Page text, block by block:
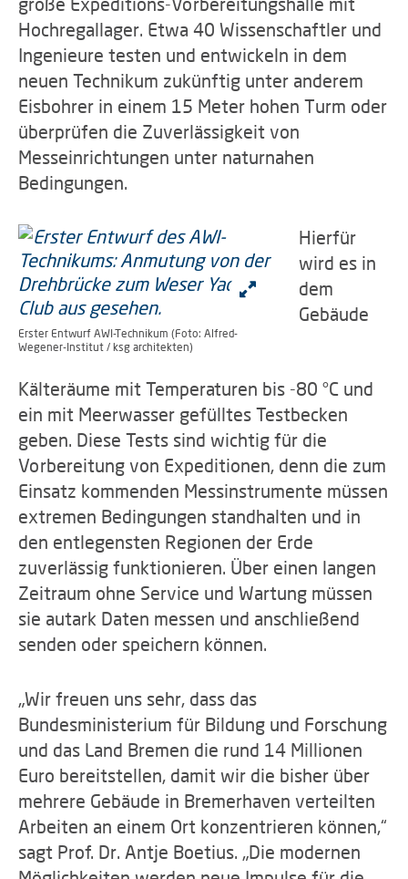
Hochregallager. Etwa 40 Wissenschaftler und
Ingenieure testen und entwickeln in dem
neuen Technikum zukünftig unter anderem
Eisbohrer in einem 15 Meter hohen Turm oder
überprüfen die Zuverlässigkeit von
Messeinrichtungen unter naturnahen
Bedingungen.
Erster Entwurf AWI-Technikum (Foto: Alfred-
Wegener-Institut / ksg architekten)
Hierfür
wird es in
dem
Gebäude
Kälteräume mit Temperaturen bis -80 °C und
ein mit Meerwasser gefülltes Testbecken
geben. Diese Tests sind wichtig für die
Vorbereitung von Expeditionen, denn die zum
Einsatz kommenden Messinstrumente müssen
extremen Bedingungen standhalten und in
den entlegensten Regionen der Erde
zuverlässig funktionieren. Über einen langen
Zeitraum ohne Service und Wartung müssen
sie autark Daten messen und anschließend
senden oder speichern können.
„Wir freuen uns sehr, dass das
Bundesministerium für Bildung und Forschung
und das Land Bremen die rund 14 Millionen
Euro bereitstellen, damit wir die bisher über
mehrere Gebäude in Bremerhaven verteilten
Arbeiten an einem Ort konzentrieren können,“
sagt Prof. Dr. Antje Boetius. „Die modernen